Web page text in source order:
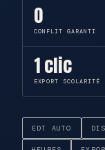
0
CONFLIT GARANTI
1 clic
EXPORT SCOLARITÉ
EDT AUTO